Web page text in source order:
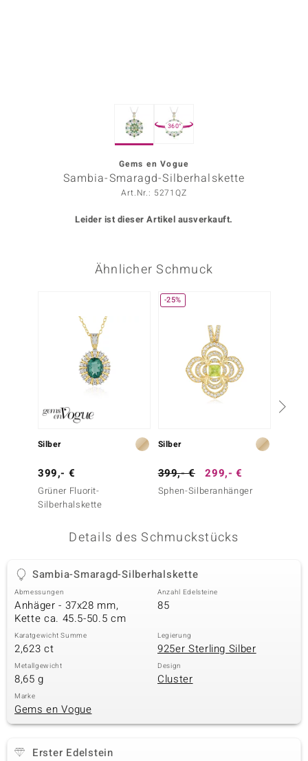
Collection
BY DE MELO
Classics
360°
Gems en Vogue
Sambia-Smaragd-Silberhalskette
Art.Nr.: 5271QZ
Leider ist dieser Artikel ausverkauft.
Ähnlicher Schmuck
Silber
399,- €
Grüner Fluorit-
Silberhalskette
-25%
Silber
399,- € 299,- €
Sphen-Silberanhänger
Details des Schmuckstücks
Sambia-Smaragd-Silberhalskette
Abmessungen
Anhäger - 37x28 mm,
Kette ca. 45.5-50.5 cm
Anzahl Edelsteine
85
Karatgewicht Summe
2,623 ct
Legierung
925er Sterling Silber
Metallgewicht
8,65 g
Design
Cluster
Marke
Gems en Vogue
Erster Edelstein